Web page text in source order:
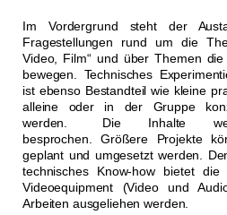
Im Vordergrund steht der
Fragestellungen rund um die
Video, Film“ und über Themen die
bewegen. Technisches
ist ebenso Bestandteil wie kleine
alleine oder in der Gruppe
werden. Die Inhalte
besprochen.Größere Projekte
geplant und umgesetzt werden.
technisches Know-how bietet die
Videoequipment (Video und
Arbeiten ausgeliehen werden.